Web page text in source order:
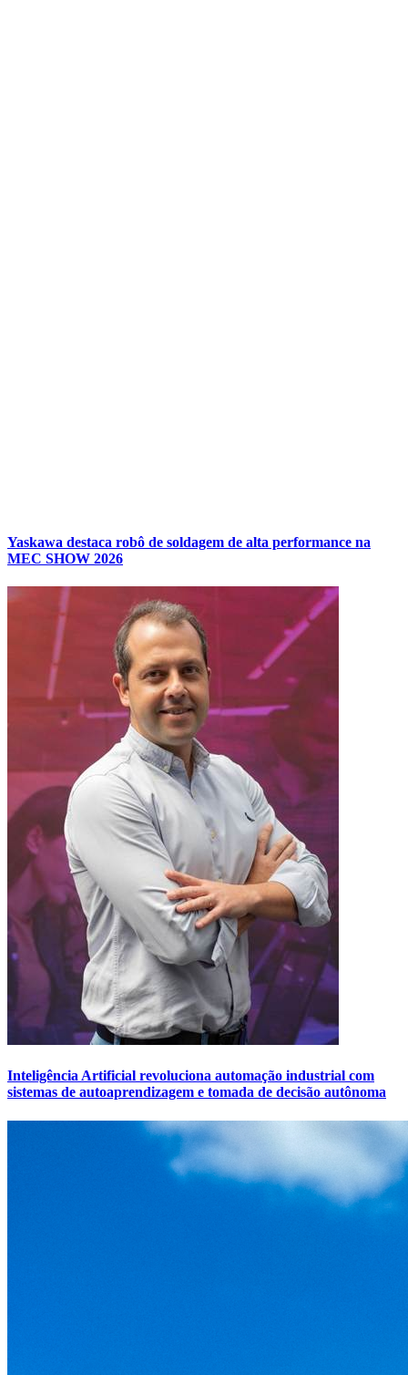
Yaskawa destaca robô de soldagem de alta performance na
MEC SHOW 2026
Inteligência Artificial revoluciona automação industrial com
sistemas de autoaprendizagem e tomada de decisão autônoma